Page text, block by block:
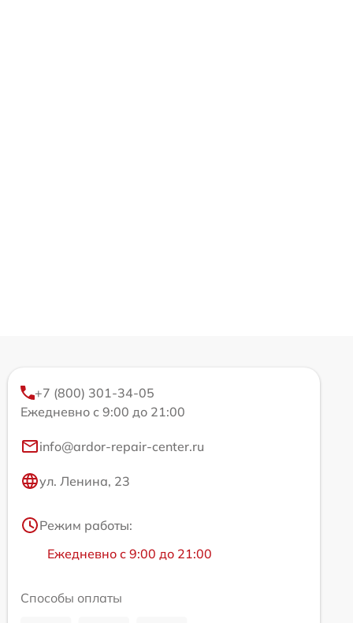
+7 (800) 301-34-05
Ежедневно с 9:00 до 21:00
info@ardor-repair-center.ru
ул. Ленина, 23
Режим работы:
Ежедневно с 9:00 до 21:00
Способы оплаты